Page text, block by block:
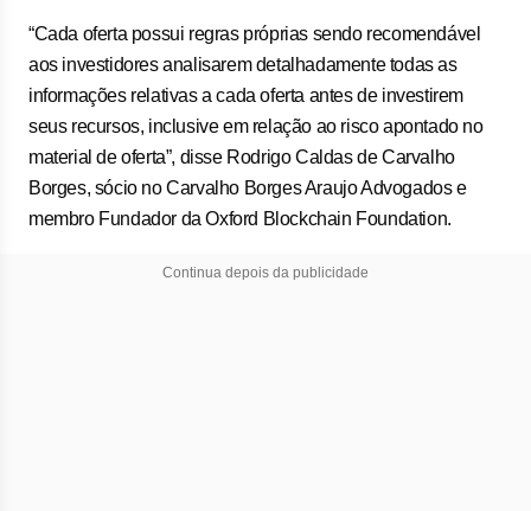
“Cada oferta possui regras próprias sendo recomendável
aos investidores analisarem detalhadamente todas as
informações relativas a cada oferta antes de investirem
seus recursos, inclusive em relação ao risco apontado no
material de oferta”, disse Rodrigo Caldas de Carvalho
Borges, sócio no Carvalho Borges Araujo Advogados e
membro Fundador da Oxford Blockchain Foundation.
Continua depois da publicidade